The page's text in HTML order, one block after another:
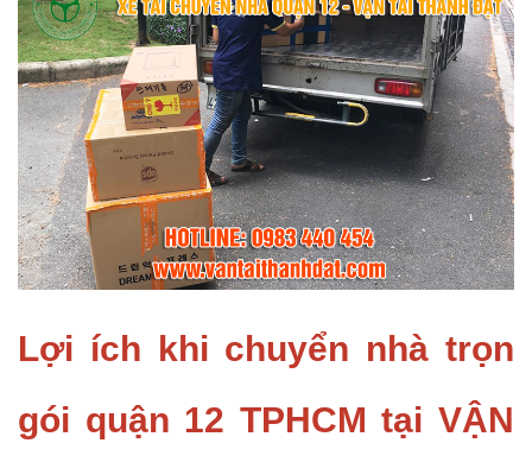
Lợi ích khi chuyển nhà trọn
gói quận 12 TPHCM tại VẬN